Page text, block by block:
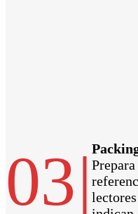
03|